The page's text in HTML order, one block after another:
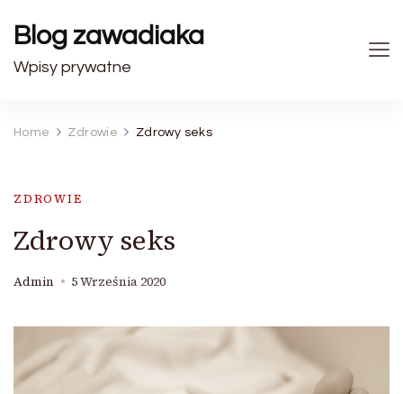
Blog zawadiaka
Wpisy prywatne
Home Zdrowie Zdrowy seks
ZDROWIE
Zdrowy seks
Admin 5 Września 2020